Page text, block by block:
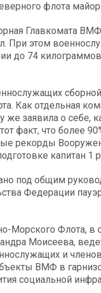
флота
Главкомата
При этом
до 74
Как отдельная
заявила о себе,
факт, что более
рекорды
капитан 1
под общим
Федерации
Морского Флота, в
Моисеева,
и
ВМФ в
социальной